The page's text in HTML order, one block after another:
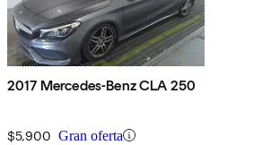
2017 Mercedes-Benz CLA 250
$5,900 Gran oferta